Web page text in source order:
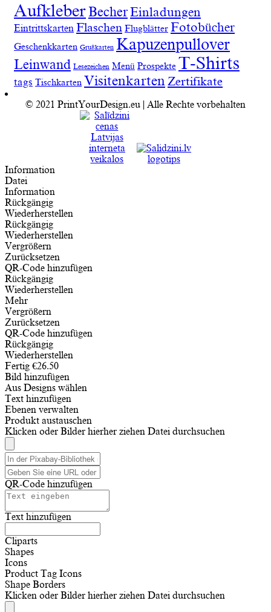
Aufkleber BecherEinladungen
Eintrittskarten Flaschen Flugblätter Fotobücher
Geschenkkarten Grußkarten Kapuzenpullover
Leinwand Lesezeichen Menü Prospekte T-Shirts
tags Tischkarten Visitenkarten Zertifikate
© 2021 PrintYourDesign.eu | Alle Rechte vorbehalten
Information
Datei
Information
Rückgängig
Wiederherstellen
Rückgängig
Wiederherstellen
Vergrößern
Zurücksetzen
QR-Code hinzufügen
Rückgängig
Wiederherstellen
Mehr
Vergrößern
Zurücksetzen
QR-Code hinzufügen
Rückgängig
Wiederherstellen
Fertig €26.50
Bild hinzufügen
Aus Designs wählen
Text hinzufügen
Ebenen verwalten
Produkt austauschen
Klicken oder Bilder hierher ziehen Datei durchsuchen
QR-Code hinzufügen
Text hinzufügen
Cliparts
Shapes
Icons
Product Tag Icons
Shape Borders
Klicken oder Bilder hierher ziehen Datei durchsuchen